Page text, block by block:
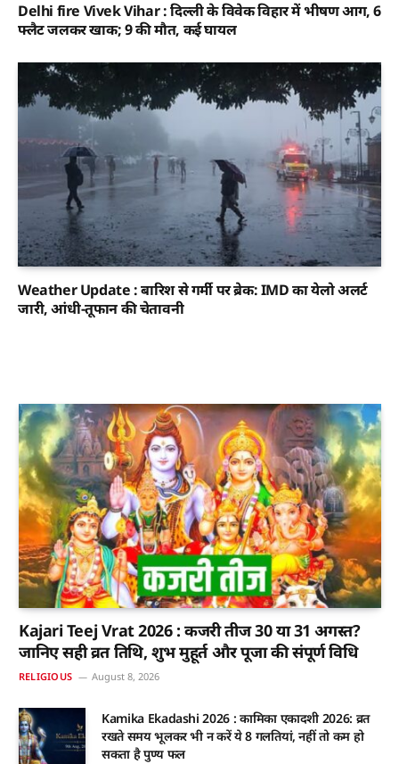
Delhi fire Vivek Vihar : दिल्ली के विवेक विहार में भीषण आग, 6
फ्लैट जलकर खाक; 9 की मौत, कई घायल
Weather Update : बारिश से गर्मी पर ब्रेक: IMD का येलो अलर्ट
जारी, आंधी-तूफान की चेतावनी
Kajari Teej Vrat 2026 : कजरी तीज 30 या 31 अगस्त?
जानिए सही व्रत तिथि, शुभ मुहूर्त और पूजा की संपूर्ण विधि
RELIGIOUS August 8, 2026
Kamika Ekadashi 2026 : कामिका एकादशी 2026: व्रत
रखते समय भूलकर भी न करें ये 8 गलतियां, नहीं तो कम हो
सकता है पुण्य फल